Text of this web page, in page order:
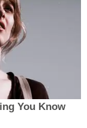
You Know